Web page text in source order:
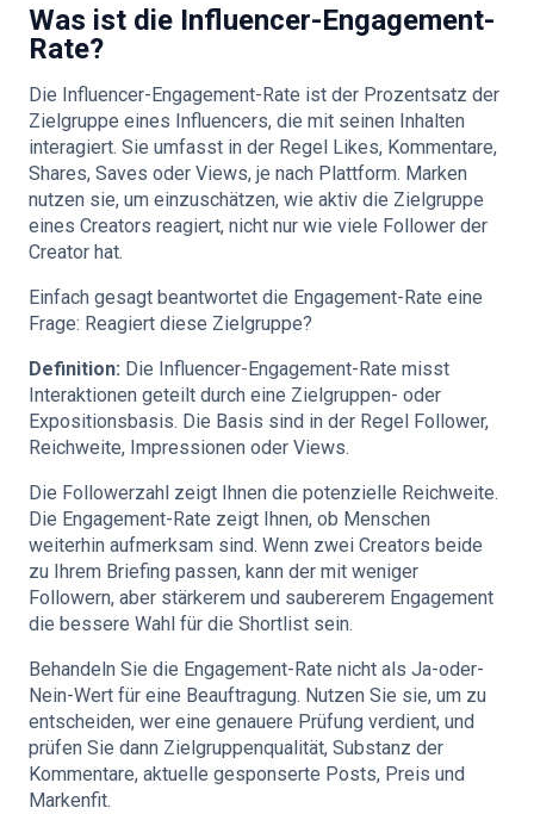
Was ist die Influencer-Engagement-
Rate?
Die Influencer-Engagement-Rate ist der Prozentsatz der
Zielgruppe eines Influencers, die mit seinen Inhalten
interagiert. Sie umfasst in der Regel Likes, Kommentare,
Shares, Saves oder Views, je nach Plattform. Marken
nutzen sie, um einzuschätzen, wie aktiv die Zielgruppe
eines Creators reagiert, nicht nur wie viele Follower der
Creator hat.
Einfach gesagt beantwortet die Engagement-Rate eine
Frage: Reagiert diese Zielgruppe?
Definition: Die Influencer-Engagement-Rate misst
Interaktionen geteilt durch eine Zielgruppen- oder
Expositionsbasis. Die Basis sind in der Regel Follower,
Reichweite, Impressionen oder Views.
Die Followerzahl zeigt Ihnen die potenzielle Reichweite.
Die Engagement-Rate zeigt Ihnen, ob Menschen
weiterhin aufmerksam sind. Wenn zwei Creators beide
zu Ihrem Briefing passen, kann der mit weniger
Followern, aber stärkerem und saubererem Engagement
die bessere Wahl für die Shortlist sein.
Behandeln Sie die Engagement-Rate nicht als Ja-oder-
Nein-Wert für eine Beauftragung. Nutzen Sie sie, um zu
entscheiden, wer eine genauere Prüfung verdient, und
prüfen Sie dann Zielgruppenqualität, Substanz der
Kommentare, aktuelle gesponserte Posts, Preis und
Markenfit.